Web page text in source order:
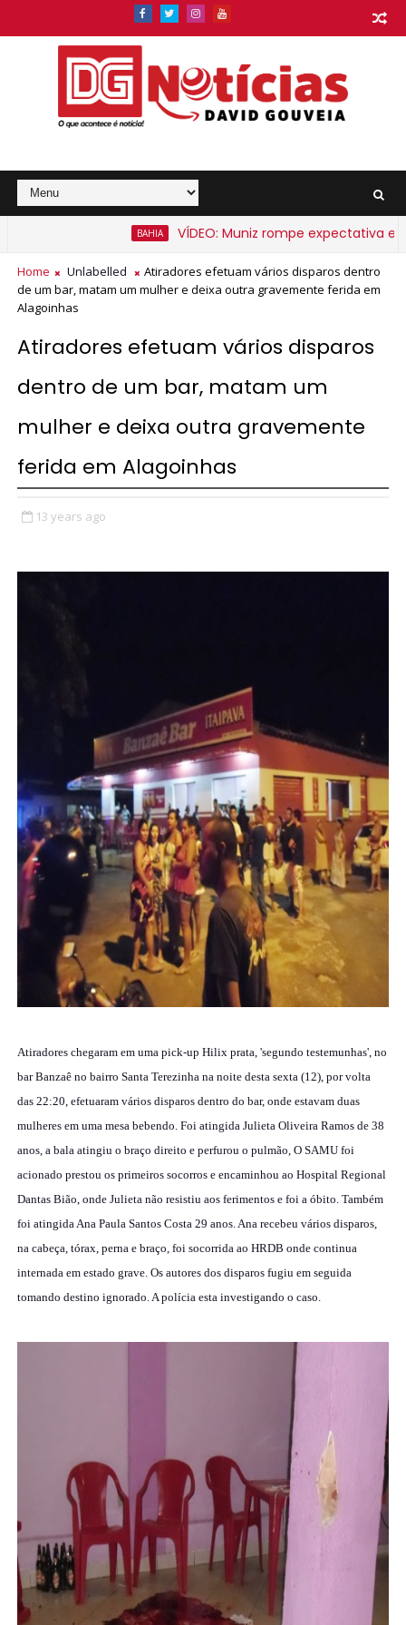
VÍDEO: Muniz rompe expectativa e
Bahia a partir de segunda-feira
Home Unlabelled
Atiradores efetuam vários disparos dentro
de um bar, matam um mulher e deixa outra gravemente ferida em
Alagoinhas
Atiradores efetuam vários disparos
dentro de um bar, matam um
mulher e deixa outra gravemente
ferida em Alagoinhas
13 years ago
Atiradores chegaram em uma pick-up Hilix prata, 'segundo testemunhas', no
bar Banzaê no bairro Santa Terezinha na noite desta sexta (12), por volta
das 22:20, efetuaram vários disparos dentro do bar, onde estavam duas
mulheres em uma mesa bebendo. Foi atingida Julieta Oliveira Ramos de 38
anos, a bala atingiu o braço direito e perfurou o pulmão, O SAMU foi
acionado prestou os primeiros socorros e encaminhou ao Hospital Regional
Dantas Bião, onde Julieta não resistiu aos ferimentos e foi a óbito. Também
foi atingida Ana Paula Santos Costa 29 anos. Ana recebeu vários disparos,
na cabeça, tórax, perna e braço, foi socorrida ao HRDB onde continua
internada em estado grave. Os autores dos disparos fugiu em seguida
tomando destino ignorado. A polícia esta investigando o caso.